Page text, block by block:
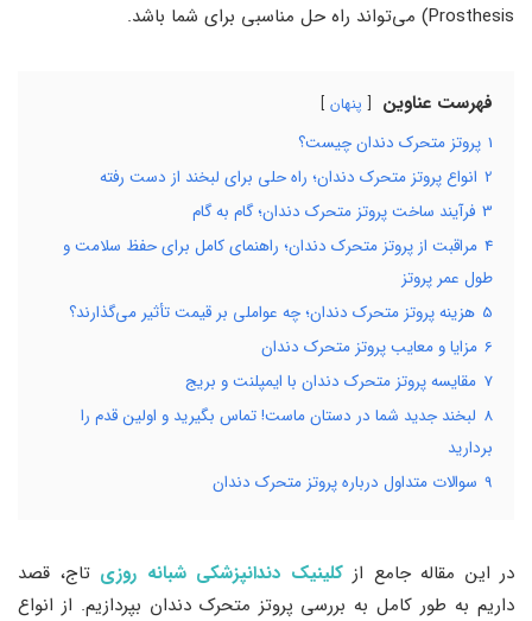
Prosthesis) می‌تواند راه حل مناسبی برای شما باشد.
فهرست عناوین پنهان
1 پروتز متحرک دندان چیست؟
2 انواع پروتز متحرک دندان؛ راه حلی برای لبخند از دست رفته
3 فرآیند ساخت پروتز متحرک دندان؛ گام به گام
4 مراقبت از پروتز متحرک دندان؛ راهنمای کامل برای حفظ سلامت و
طول عمر پروتز
5 هزینه پروتز متحرک دندان؛ چه عواملی بر قیمت تأثیر می‌گذارند؟
6 مزایا و معایب پروتز متحرک دندان
7 مقایسه پروتز متحرک دندان با ایمپلنت و بریج
8 لبخند جدید شما در دستان ماست! تماس بگیرید و اولین قدم را
بردارید
9 سوالات متداول درباره پروتز متحرک دندان
در این مقاله جامع ازکلینیک دندانپزشکی شبانه روزی تاج، قصد
داریم به طور کامل به بررسی پروتز متحرک دندان بپردازیم. از انواع